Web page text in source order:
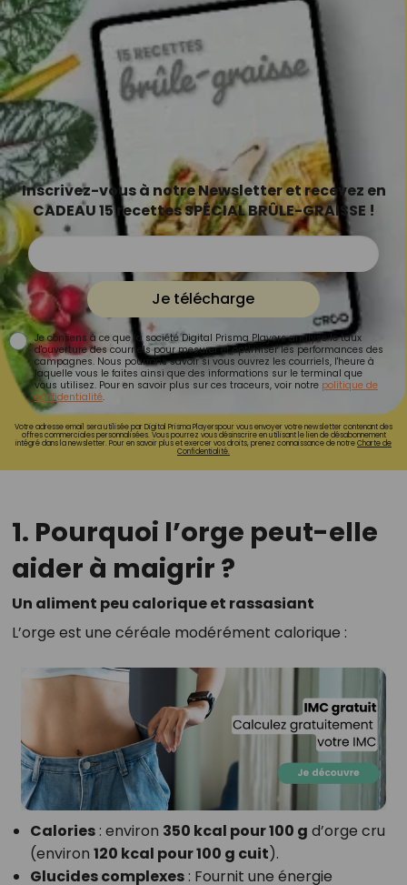
Inscrivez-vous à notre Newsletter et recevez en
CADEAU 15 recettes SPÉCIAL BRÛLE-GRAISSE !
Je télécharge
Je consens à ce que la société Digital Prisma Players analyse le taux
d'ouverture des courriels pour mesurer et optimiser les performances des
campagnes. Nous pourrons savoir si vous ouvrez les courriels, l'heure à
laquelle vous le faites ainsi que des informations sur le terminal que
vous utilisez. Pour en savoir plus sur ces traceurs, voir notre politique de
confidentialité.
Votre adresse email sera utilisée par Digital Prisma Playerspour vous envoyer votre newsletter contenant des
offres commerciales personnalisées. Vous pourrez vous désinscrire en utilisant le lien de désabonnement
intégré dans la newsletter. Pour en savoir plus et exercer vos droits, prenez connaissance de notreCharte de
Confidentialité.
1. Pourquoi l’orge peut-elle
aider à maigrir ?
Un aliment peu calorique et rassasiant
L’orge est une céréale modérément calorique :
Calories: environ 350 kcal pour 100 g d’orge cru
(environ 120 kcal pour 100 g cuit).
Glucides complexes: Fournit une énergie